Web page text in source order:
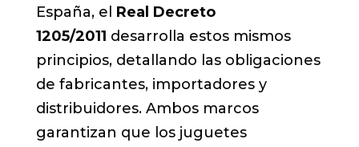
España, el Real Decreto
1205/2011 desarrolla estos mismos
principios, detallando las obligaciones
de fabricantes, importadores y
distribuidores. Ambos marcos
garantizan que los juguetes